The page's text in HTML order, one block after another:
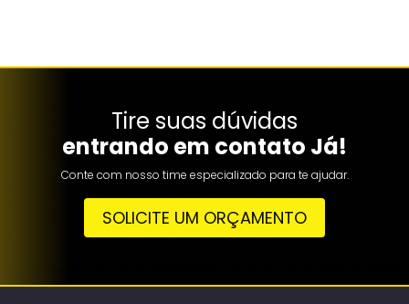
Tire suas dúvidas
entrando em contato Já!
Conte com nosso time especializado para te ajudar.
SOLICITE UM ORÇAMENTO